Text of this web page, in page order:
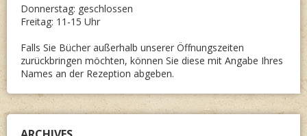
Donnerstag: geschlossen
Freitag: 11-15 Uhr
Falls Sie Bücher außerhalb unserer Öffnungszeiten
zurückbringen möchten, können Sie diese mit Angabe Ihres
Names an der Rezeption abgeben.